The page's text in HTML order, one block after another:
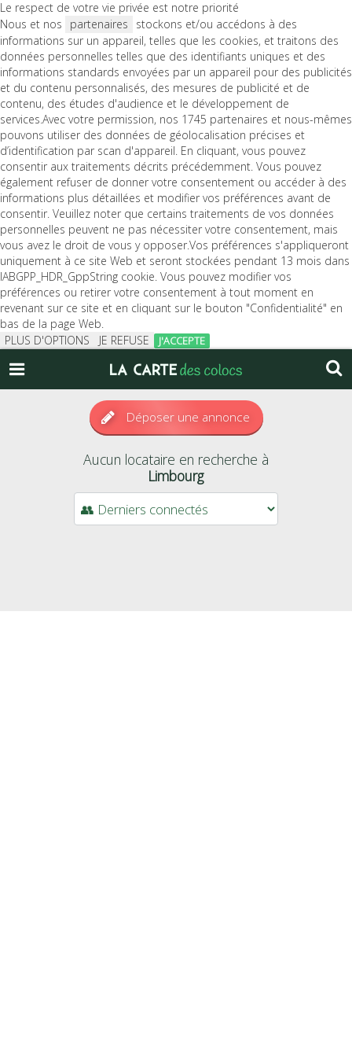
Le respect de votre vie privée est notre priorité
Nous et nos
partenaires
stockons et/ou accédons à des
informations sur un appareil, telles que les cookies, et traitons des
données personnelles telles que des identifiants uniques et des
informations standards envoyées par un appareil pour des publicités
et du contenu personnalisés, des mesures de publicité et de
contenu, des études d'audience et le développement de
services.Avec votre permission, nos 1745 partenaires et nous-mêmes
pouvons utiliser des données de géolocalisation précises et
d’identification par scan d'appareil. En cliquant, vous pouvez
consentir aux traitements décrits précédemment. Vous pouvez
également refuser de donner votre consentement ou accéder à des
informations plus détaillées et modifier vos préférences avant de
consentir. Veuillez noter que certains traitements de vos données
personnelles peuvent ne pas nécessiter votre consentement, mais
vous avez le droit de vous y opposer.Vos préférences s'appliqueront
uniquement à ce site Web et seront stockées pendant 13 mois dans
IABGPP_HDR_GppString cookie. Vous pouvez modifier vos
préférences ou retirer votre consentement à tout moment en
revenant sur ce site et en cliquant sur le bouton "Confidentialité" en
bas de la page Web.
PLUS D'OPTIONS
JE REFUSE J'ACCEPTE
Déposer une annonce
Aucun locataire en recherche à
Limbourg